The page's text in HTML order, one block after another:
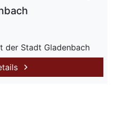
der Stadt Gladenbach